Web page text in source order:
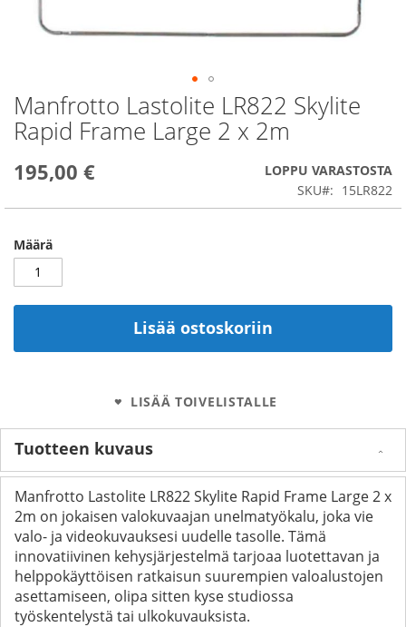
Manfrotto Lastolite LR822 Skylite
Rapid Frame Large 2 x 2m
195,00 €
LOPPU VARASTOSTA
SKU
15LR822
Määrä
Lisää ostoskoriin
LISÄÄ TOIVELISTALLE
Skip
to
the
of
Tuotteen kuvaus
Manfrotto Lastolite LR822 Skylite Rapid Frame Large 2 x
2m on jokaisen valokuvaajan unelmatyökalu, joka vie
valo- ja videokuvauksesi uudelle tasolle. Tämä
innovatiivinen kehysjärjestelmä tarjoaa luotettavan ja
helppokäyttöisen ratkaisun suurempien valoalustojen
asettamiseen, olipa sitten kyse studiossa
työskentelystä tai ulkokuvauksista.